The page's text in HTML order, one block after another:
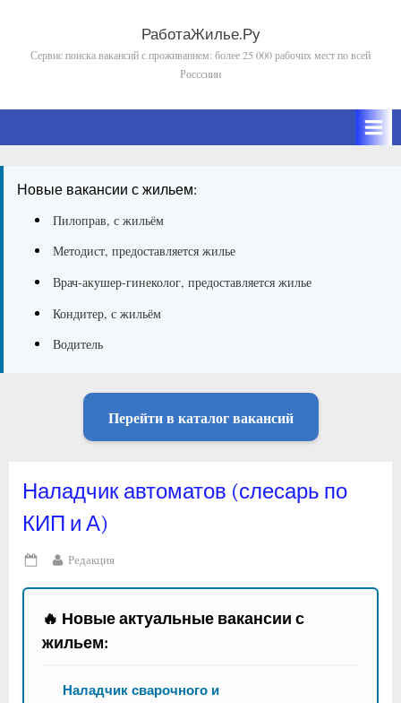
content
РаботаЖилье.Ру
Сервис поиска вакансий с проживанием: более 25 000 рабочих мест по всей
Росссиии
Новые вакансии с жильем:
Пилоправ, с жильём
Методист, предоставляется жилье
Врач-акушер-гинеколог, предоставляется жилье
Кондитер, с жильём
Водитель
Перейти в каталог вакансий
Наладчик автоматов (слесарь по
КИП и А)
Posted
on
By
Редакция
🔥 Новые актуальные вакансии с
жильем:
Наладчик сварочного и